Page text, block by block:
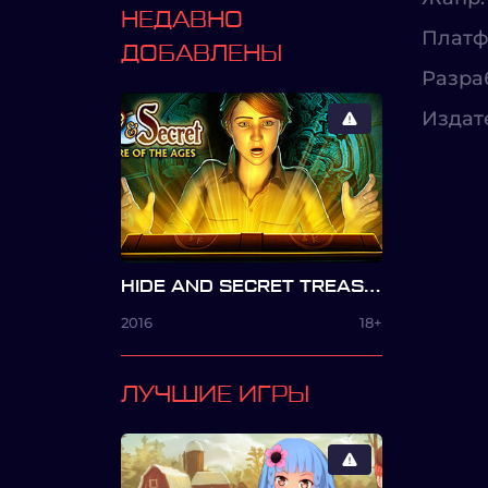
НЕДАВНО
ДОБАВЛЕНЫ
HIDE AND SECRET TREASURE OF THE AGES
2016 18+
ЛУЧШИЕ ИГРЫ